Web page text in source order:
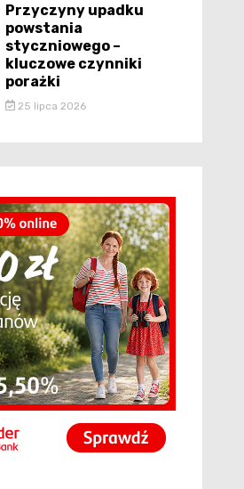
Przyczyny upadku
powstania
styczniowego –
kluczowe czynniki
porażki
25 lipca 2026